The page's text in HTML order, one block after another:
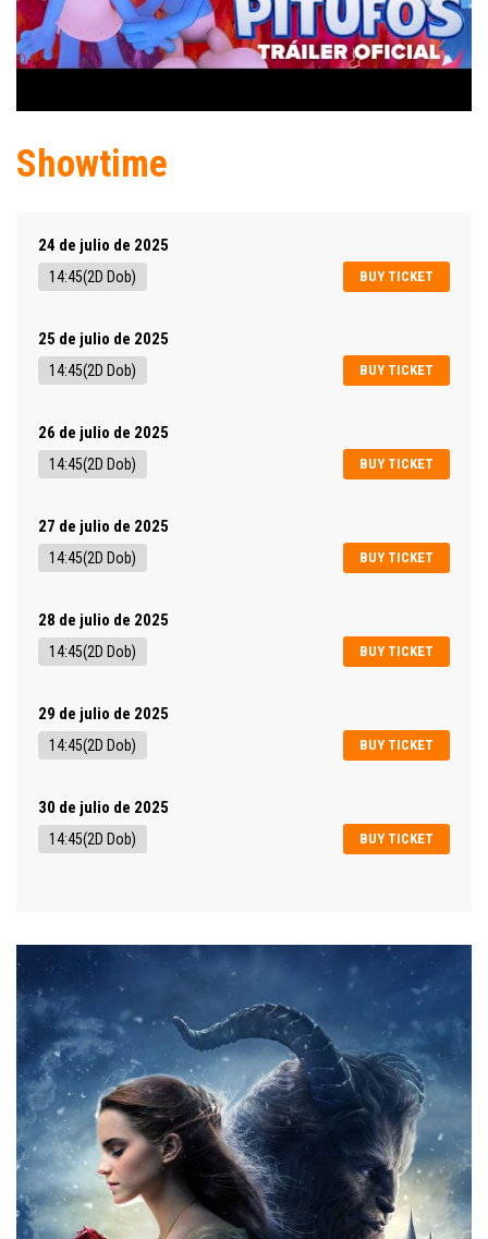
Showtime
24 de julio de 2025
BUY TICKET
14:45(2D Dob)
25 de julio de 2025
BUY TICKET
14:45(2D Dob)
26 de julio de 2025
BUY TICKET
14:45(2D Dob)
27 de julio de 2025
BUY TICKET
14:45(2D Dob)
28 de julio de 2025
BUY TICKET
14:45(2D Dob)
29 de julio de 2025
BUY TICKET
14:45(2D Dob)
30 de julio de 2025
BUY TICKET
14:45(2D Dob)